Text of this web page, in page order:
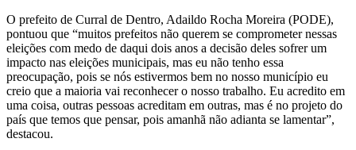
O prefeito de Curral de Dentro, Adaildo Rocha Moreira (PODE),
pontuou que “muitos prefeitos não querem se comprometer nessas
eleições com medo de daqui dois anos a decisão deles sofrer um
impacto nas eleições municipais, mas eu não tenho essa
preocupação, pois se nós estivermos bem no nosso município eu
creio que a maioria vai reconhecer o nosso trabalho. Eu acredito em
uma coisa, outras pessoas acreditam em outras, mas é no projeto do
país que temos que pensar, pois amanhã não adianta se lamentar”,
destacou.